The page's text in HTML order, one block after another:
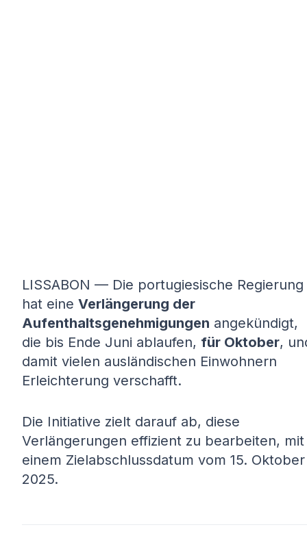
LISSABON — Die portugiesische Regierung
hat eine Verlängerung der
Aufenthaltsgenehmigungen angekündigt,
die bis Ende Juni ablaufen, für Oktober,
damit vielen ausländischen Einwohnern
Erleichterung verschafft.
Die Initiative zielt darauf ab, diese
Verlängerungen effizient zu bearbeiten, mit
einem Zielabschlussdatum vom 15. Oktober
2025.